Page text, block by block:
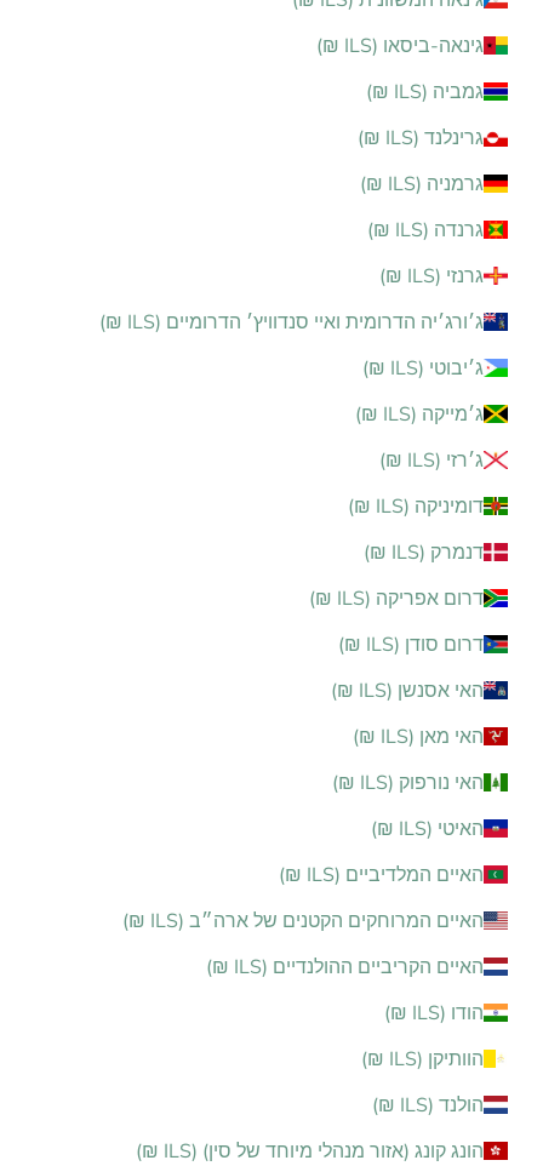
גינאה-ביסאו (ILS ₪)
גמביה (ILS ₪)
גרינלנד (ILS ₪)
גרמניה (ILS ₪)
גרנדה (ILS ₪)
גרנזי (ILS ₪)
ג׳ורג׳יה הדרומית ואיי סנדוויץ׳ הדרומיים (ILS ₪)
ג׳יבוטי (ILS ₪)
ג׳מייקה (ILS ₪)
ג׳רזי (ILS ₪)
דומיניקה (ILS ₪)
דנמרק (ILS ₪)
דרום אפריקה (ILS ₪)
דרום סודן (ILS ₪)
האי אסנשן (ILS ₪)
האי מאן (ILS ₪)
האי נורפוק (ILS ₪)
האיטי (ILS ₪)
האיים המלדיביים (ILS ₪)
האיים המרוחקים הקטנים של ארה״ב (ILS ₪)
האיים הקריביים ההולנדיים (ILS ₪)
הודו (ILS ₪)
הוותיקן (ILS ₪)
הולנד (ILS ₪)
הונג קונג (אזור מנהלי מיוחד של סין) (ILS ₪)